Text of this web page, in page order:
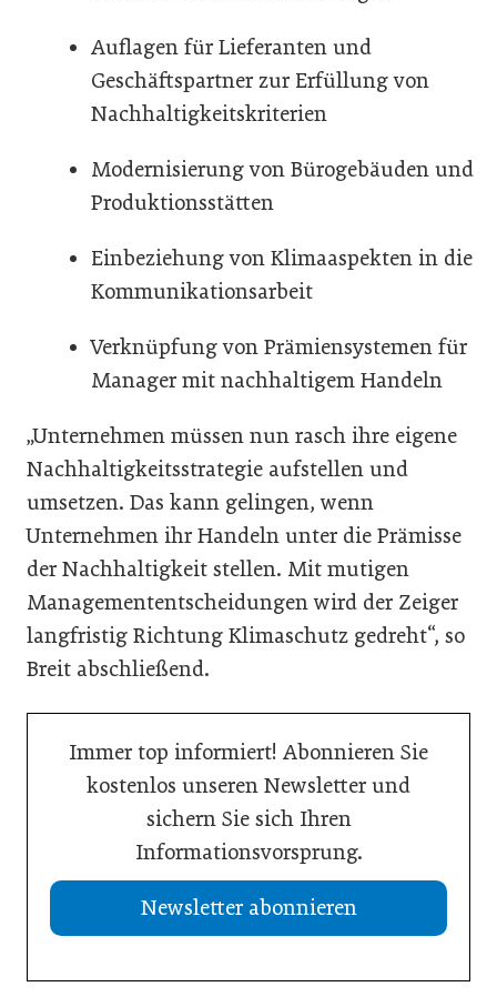
Auflagen für Lieferanten und
Geschäftspartner zur Erfüllung von
Nachhaltigkeitskriterien
Modernisierung von Bürogebäuden und
Produktionsstätten
Einbeziehung von Klimaaspekten in die
Kommunikationsarbeit
Verknüpfung von Prämiensystemen für
Manager mit nachhaltigem Handeln
„Unternehmen müssen nun rasch ihre eigene
Nachhaltigkeitsstrategie aufstellen und
umsetzen. Das kann gelingen, wenn
Unternehmen ihr Handeln unter die Prämisse
der Nachhaltigkeit stellen. Mit mutigen
Managemententscheidungen wird der Zeiger
langfristig Richtung Klimaschutz gedreht“, so
Breit abschließend.
Immer top informiert! Abonnieren Sie
kostenlos unseren Newsletter und
sichern Sie sich Ihren
Informationsvorsprung.
Newsletter abonnieren